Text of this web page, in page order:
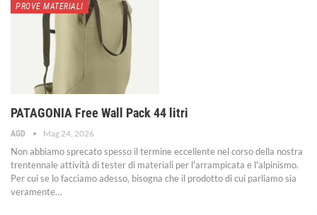
PROVE MATERIALI
PATAGONIA Free Wall Pack 44 litri
AGD Mag 24, 2026
Non abbiamo sprecato spesso il termine eccellente nel corso della nostra
trentennale attività di tester di materiali per l'arrampicata e l'alpinismo.
Per cui se lo facciamo adesso, bisogna che il prodotto di cui parliamo sia
veramente…